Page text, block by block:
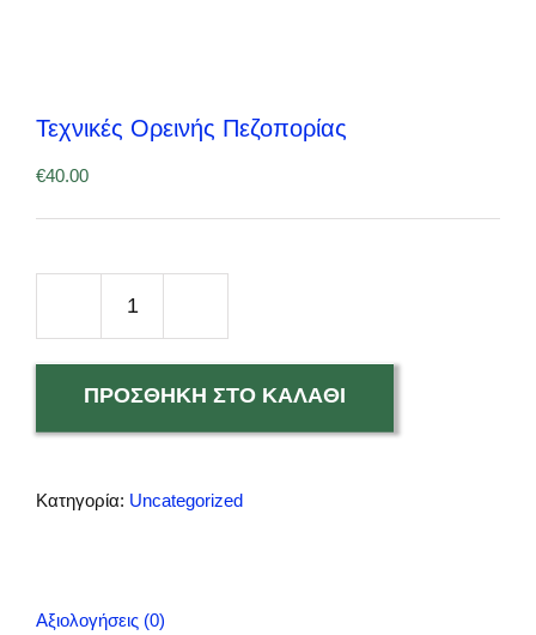
Τεχνικές Ορεινής Πεζοπορίας
€40.00
Πεζοπορίας
ποσότητα
ΠΡΟΣΘΉΚΗ ΣΤΟ ΚΑΛΆΘΙ
Κατηγορία: Uncategorized
Αξιολογήσεις (0)